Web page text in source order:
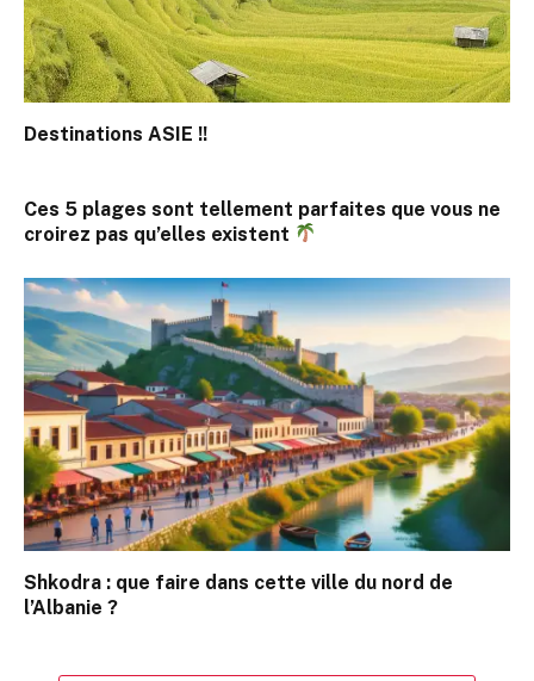
Destinations ASIE !!
Ces 5 plages sont tellement parfaites que vous ne
croirez pas qu’elles existent
Shkodra : que faire dans cette ville du nord de
l’Albanie ?